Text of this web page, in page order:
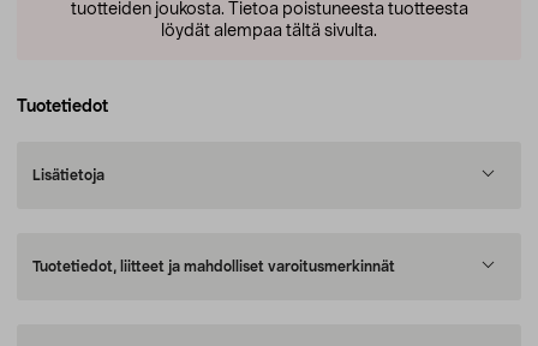
tuotteiden joukosta. Tietoa poistuneesta tuotteesta
löydät alempaa tältä sivulta.
Tuotetiedot
Lisätietoja
Tuotetiedot, liitteet ja mahdolliset varoitusmerkinnät